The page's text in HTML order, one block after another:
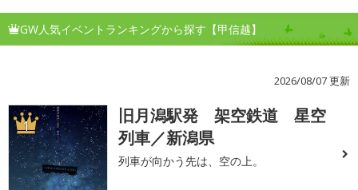
GW人気イベントランキングから探す【甲信越】
2026/08/07 更新
1
旧月潟駅発 架空鉄道 星空
列車／新潟県
列車が向かう先は、空の上。